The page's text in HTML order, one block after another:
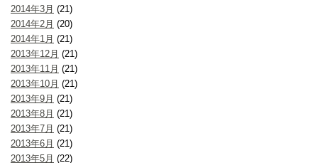
2014年3月 (21)
2014年2月 (20)
2014年1月 (21)
2013年12月 (21)
2013年11月 (21)
2013年10月 (21)
2013年9月 (21)
2013年8月 (21)
2013年7月 (21)
2013年6月 (21)
2013年5月 (22)